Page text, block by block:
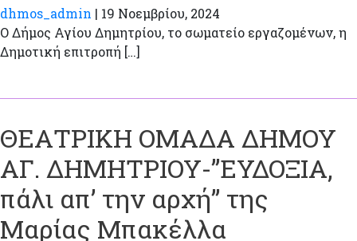
dhmos_admin | 19 Νοεμβρίου, 2024
Ο Δήμος Αγίου Δημητρίου, το σωματείο εργαζομένων, η
Δημοτική επιτροπή […]
ΘΕΑΤΡΙΚΗ ΟΜΑΔΑ ΔΗΜΟΥ
ΑΓ. ΔΗΜΗΤΡΙΟΥ-”ΕΥΔΟΞΙΑ,
πάλι απ’ την αρχή” της
Μαρίας Μπακέλλα